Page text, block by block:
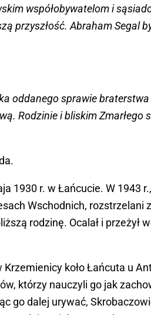
współobywatelom i
przyszłość. Abraham Segal
oddanego sprawie
Rodzinie i bliskim Zmarłego
1930 r. w Łańcucie. W 1943
Wschodnich, rozstrzelani
rodzinę. Ocalał i przeżył
Krzemienicy koło Łańcuta u
którzy nauczyli go jak
go dalej urywać,